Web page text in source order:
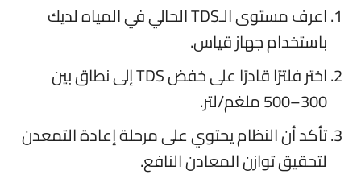
اعرف مستوى الـTDS الحالي في المياه لديك
باستخدام جهاز قياس.
اختر فلترًا قادرًا على خفض TDS إلى نطاق بين
300–500 ملغم/لتر.
تأكد أن النظام يحتوي على مرحلة إعادة التمعدن
لتحقيق توازن المعادن النافع.